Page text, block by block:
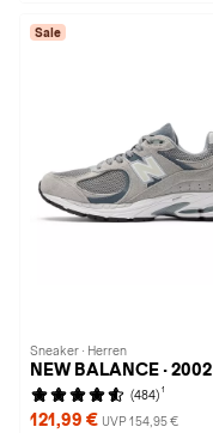
Sale
Sneaker · Herren
NEW BALANCE · 2002
(484) 1
121,99 € UVP 154,95 €